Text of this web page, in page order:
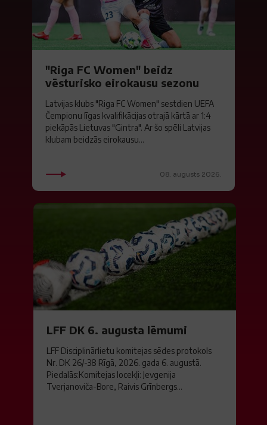
"Riga FC Women" beidz
vēsturisko eirokausu sezonu
Latvijas klubs "Riga FC Women" sestdien UEFA
Čempionu līgas kvalifikācijas otrajā kārtā ar 1:4
piekāpās Lietuvas "Gintra". Ar šo spēli Latvijas
klubam beidzās eirokausu...
08. augusts 2026.
LFF DK 6. augusta lēmumi
LFF Disciplinārlietu komitejas sēdes protokols
Nr. DK 26/-38 Rīgā, 2026. gada 6. augustā.
Piedalās:Komitejas locekļi: Jevgenija
Tverjanoviča-Bore, Raivis Grīnbergs...